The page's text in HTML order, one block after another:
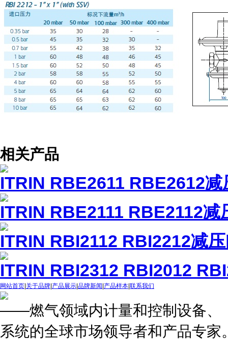
相关产品
ITRIN RBE2611 RBE2612减
ITRIN RBE2111 RBE2112减
ITRIN RBI2112 RBI2212减
ITRIN RBI2312 RBI2012
网站首页 关于品牌 产品展示 品牌新闻 产品样本 联系我们
——燃气领域内计量和控制设备、
系统的全球市场领导者和产品专家